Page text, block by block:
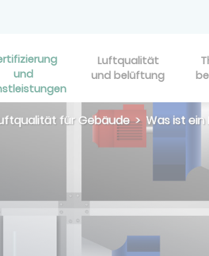
und
Luftqualität
und belüftung
für Gebäude Was ist